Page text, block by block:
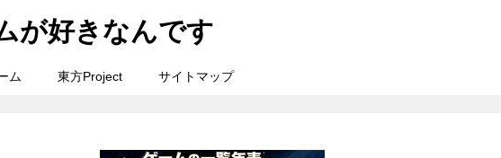
が好きなんです
ム 東方Project サイトマップ